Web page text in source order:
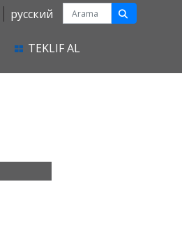
русский
TEKLIF AL